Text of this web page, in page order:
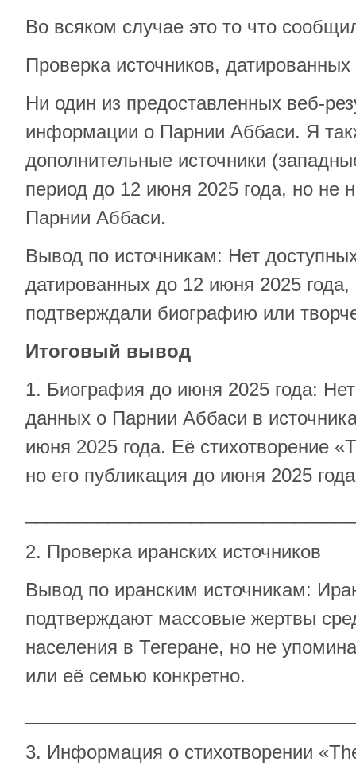
Во всяком случае это то что
Проверка источников,
Ни один из предоставленных веб-
информации о Парнии Аббаси. Я
дополнительные источники
период до 12 июня 2025 года, но не
Парнии Аббаси.
Вывод по источникам: Нет
датированных до 12 июня 2025
подтверждали биографию или
Итоговый вывод
1. Биография до июня 2025 года:
данных о Парнии Аббаси в
июня 2025 года. Её стихотворение
но его публикация до июня 2025
2. Проверка иранских источников
Вывод по иранским источникам:
подтверждают массовые жертвы
населения в Тегеране, но не
или её семью конкретно.
3. Информация о стихотворении